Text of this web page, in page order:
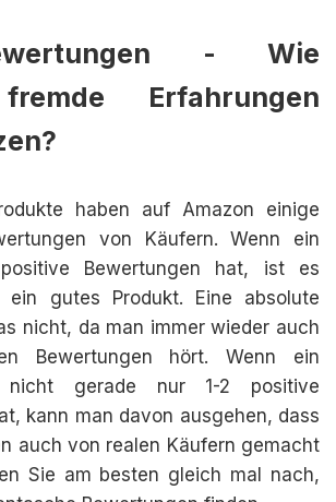
- Wie
Erfahrungen
haben auf Amazon einige
von Käufern. Wenn ein
Bewertungen hat, ist es
ein gutes Produkt. Eine absolute
nicht, da man immer wieder auch
Bewertungen hört. Wenn ein
nicht gerade nur 1-2 positive
kann man davon ausgehen, dass
auch von realen Käufern gemacht
Sie am besten gleich mal nach,